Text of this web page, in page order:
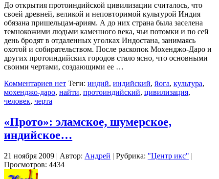
До открытия протоиндийской цивилизации считалось, что
своей древней, великой и неповторимой культурой Индия
обязана пришельцам-ариям. А до них страна была заселена
темнокожими людьми каменного века, чьи потомки и по сей
день бродят в отдаленных уголках Индостана, занимаясь
охотой и собирательством. После раскопок Мохенджо-Даро и
других протоиндийских городов стало ясно, что основными
своими чертами, создающими ее …
Комментариев нет Теги: индий, индийский, йога, культура,
мохенджо-даро, найти, протоиндийский, цивилизация,
человек, черта
«Прото»: эламское, шумерское,
индийское…
21 ноября 2009 | Автор: Андрей | Рубрика: "Центр икс" |
Просмотров: 4434